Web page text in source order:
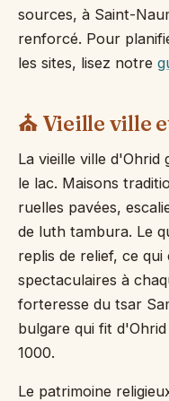
sources, à Saint-
renforcé. Pour
les sites, lisez notre
⛪ Vieille ville
La vieille ville d'Ohrid
le lac. Maisons
ruelles pavées,
de luth tambura. Le
replis de relief, ce
spectaculaires à
forteresse du tsar
bulgare qui fit
1000.
Le patrimoine